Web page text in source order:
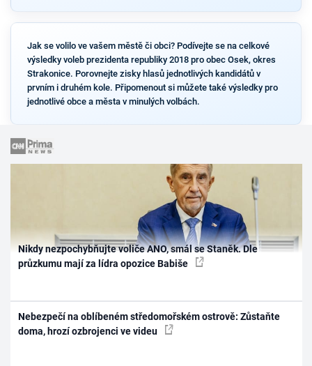
Jak se volilo ve vašem městě či obci? Podívejte se na celkové
výsledky voleb prezidenta republiky 2018 pro obec Osek, okres
Strakonice. Porovnejte zisky hlasů jednotlivých kandidátů v
prvním i druhém kole. Připomenout si můžete také výsledky pro
jednotlivé obce a města v minulých volbách.
Nikdy nezpochybňujte voliče ANO, smál se Staněk. Dle
průzkumu mají za lídra opozice Babiše
Nebezpečí na oblíbeném středomořském ostrově: Zůstaňte
doma, hrozí ozbrojenci ve videu